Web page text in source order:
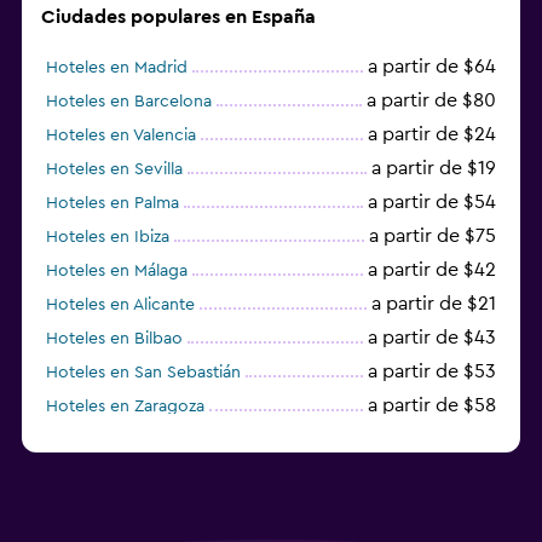
Ciudades populares en España
Hoteles en Madrid a partir de $64
Hoteles en Barcelona a partir de $80
Hoteles en Valencia a partir de $24
Hoteles en Sevilla a partir de $19
Hoteles en Palma a partir de $54
Hoteles en Ibiza a partir de $75
Hoteles en Málaga a partir de $42
Hoteles en Alicante a partir de $21
Hoteles en Bilbao a partir de $43
Hoteles en San Sebastián a partir de $53
Hoteles en Zaragoza a partir de $58